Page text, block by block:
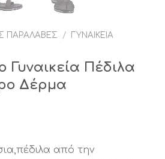
ΠΑΡΑΛΑΒΈΣ /
ΓΥΝΑΙΚΕΊΑ
Γυναικεία Πέδιλα
Δέρμα
από την